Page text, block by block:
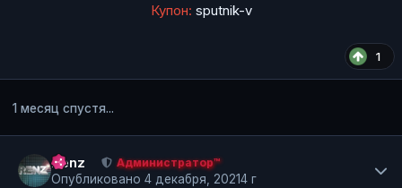
Купон: sputnik-v
1
1 месяц спустя...
Renz Администратор™
Опубликовано 4 декабря, 20214 г